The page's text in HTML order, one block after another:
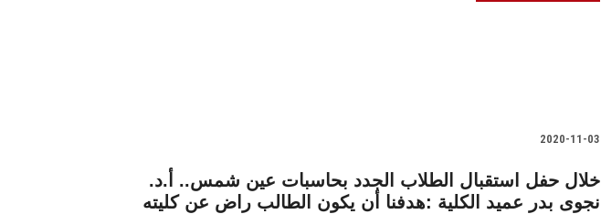
2020-11-03
خلال حفل استقبال الطلاب الجدد بحاسبات عين شمس.. أ.د.
نجوى بدر عميد الكلية :هدفنا أن يكون الطالب راض عن كليته